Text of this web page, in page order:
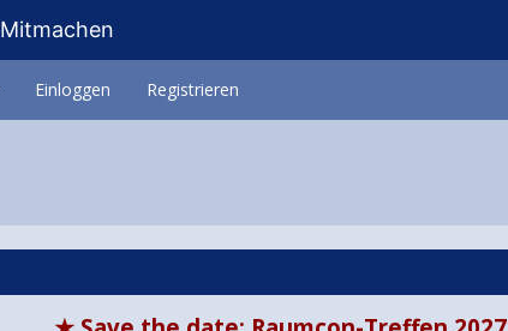
Mitmachen
Einloggen Registrieren